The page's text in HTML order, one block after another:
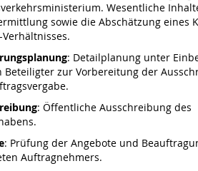
Wesentliche
sowie die Abschätzung eines
: Detailplanung unter
Beteiligter zur Vorbereitung der
: Öffentliche Ausschreibung des
: Prüfung der Angebote und
Auftragnehmers.